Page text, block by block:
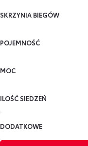
SKRZYNIA BIEGÓW
POJEMNOŚĆ
MOC
ILOŚĆ SIEDZEŃ
DODATKOWE